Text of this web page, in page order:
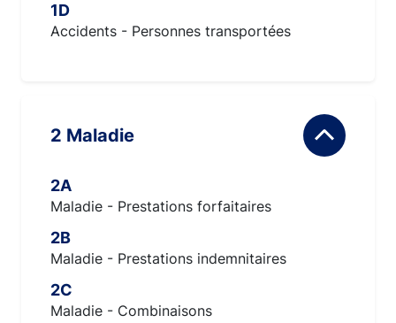
1D
Accidents - Personnes transportées
2 Maladie
2A
Maladie - Prestations forfaitaires
2B
Maladie - Prestations indemnitaires
2C
Maladie - Combinaisons